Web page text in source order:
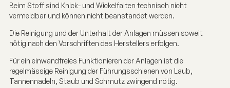
Beim Stoff sind Knick- und Wickelfalten technisch nicht
vermeidbar und können nicht beanstandet werden.
Die Reinigung und der Unterhalt der Anlagen müssen soweit
nötig nach den Vorschriften des Herstellers erfolgen.
Für ein einwandfreies Funktionieren der Anlagen ist die
regelmässige Reinigung der Führungsschienen von Laub,
Tannennadeln, Staub und Schmutz zwingend nötig.